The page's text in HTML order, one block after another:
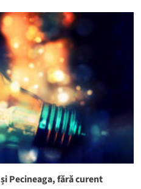
Pecineaga, fără curent